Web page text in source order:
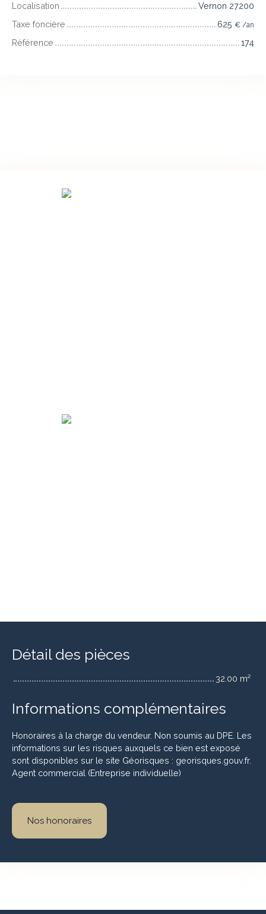
Localisation
Vernon 27200
Taxe foncière
625 € /an
Référence 174
Détail des pièces
32.00 m²
Informations complémentaires
Honoraires à la charge du vendeur. Non soumis au DPE. Les
informations sur les risques auxquels ce bien est exposé
sont disponibles sur le site Géorisques : georisques.gouv.fr.
Agent commercial (Entreprise individuelle)
Nos honoraires